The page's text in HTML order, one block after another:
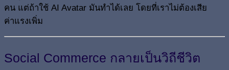
คน แต่ถ้าใช้ AI Avatar มันทำได้เลย โดยที่เราไม่ต้องเสีย
ค่าแรงเพิ่ม
Social Commerce กลายเป็นวิถีชีวิต